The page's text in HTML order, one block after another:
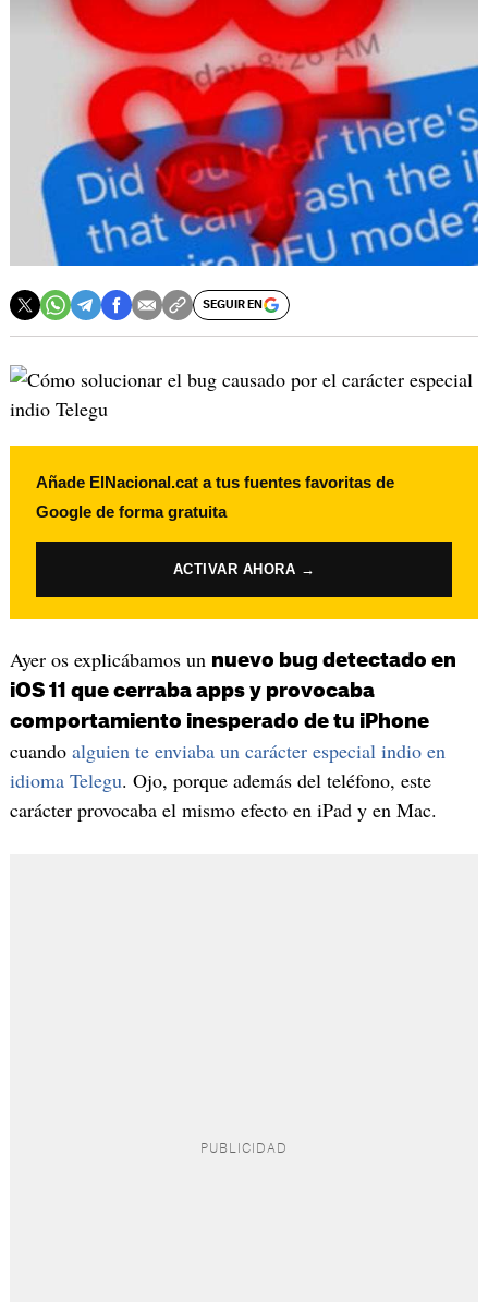
SEGUIR EN
Añade ElNacional.cat a tus fuentes favoritas de
Google de forma gratuita
ACTIVAR AHORA →
Ayer os explicábamos un nuevo bug detectado en
iOS 11 que cerraba apps y provocaba
comportamiento inesperado de tu iPhone
cuando alguien te enviaba un carácter especial indio en
idioma Telegu. Ojo, porque además del teléfono, este
carácter provocaba el mismo efecto en iPad y en Mac.